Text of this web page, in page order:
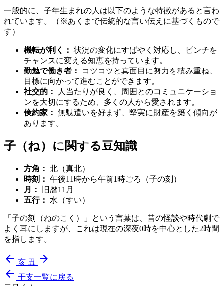
一般的に、子年生まれの人は以下のような特徴があると言わ
れています。（※あくまで伝統的な言い伝えに基づくもので
す）
機転が利く： 状況の変化にすばやく対応し、ピンチを
チャンスに変える知恵を持っています。
勤勉で働き者：
コツコツと真面目に努力を積み重ね、
目標に向かって進むことができます。
社交的：
人当たりが良く、周囲とのコミュニケーショ
ンを大切にするため、多くの人から愛されます。
倹約家： 無駄遣いを好まず、堅実に財産を築く傾向が
あります。
子（ね）に関する豆知識
方角： 北（真北）
時刻： 午後11時から午前1時ごろ（子の刻）
月：
旧暦11月
五行：
水（すい）
「子の刻（ねのこく）」という言葉は、昔の怪談や時代劇で
よく耳にしますが、これは現在の深夜0時を中心とした2時間
を指します。
arrow_back 亥 丑
arrow_forward
arrow_back 干支一覧に戻る